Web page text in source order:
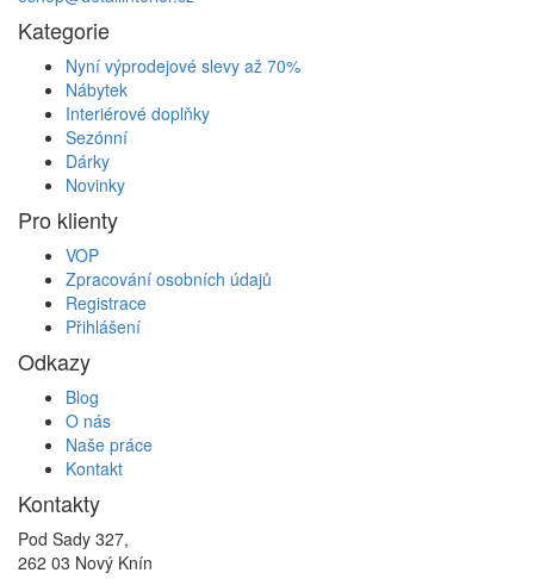
Kategorie
Nyní výprodejové slevy až 70%
Nábytek
Interiérové doplňky
Sezónní
Dárky
Novinky
Pro klienty
VOP
Zpracování osobních údajů
Registrace
Přihlášení
Odkazy
Blog
O nás
Naše práce
Kontakt
Kontakty
Pod Sady 327,
262 03 Nový Knín